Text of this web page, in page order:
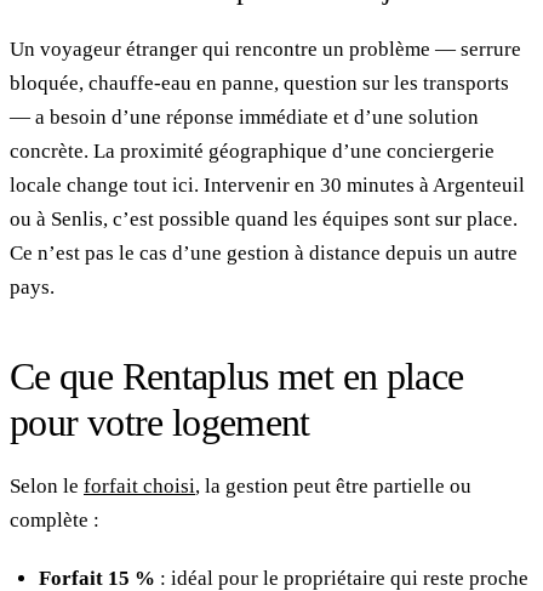
Un voyageur étranger qui rencontre un problème — serrure
bloquée, chauffe-eau en panne, question sur les transports
— a besoin d’une réponse immédiate et d’une solution
concrète. La proximité géographique d’une conciergerie
locale change tout ici. Intervenir en 30 minutes à Argenteuil
ou à Senlis, c’est possible quand les équipes sont sur place.
Ce n’est pas le cas d’une gestion à distance depuis un autre
pays.
Ce que Rentaplus met en place
pour votre logement
Selon le forfait choisi, la gestion peut être partielle ou
complète :
Forfait 15 % : idéal pour le propriétaire qui reste proche